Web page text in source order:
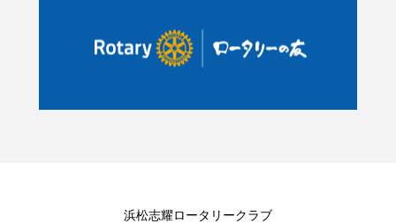
浜松志耀ロータリークラブ